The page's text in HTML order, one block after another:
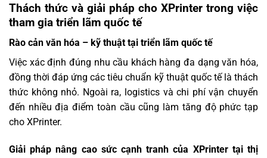
Thách thức và giải pháp cho XPrinter trong việc
tham gia triển lãm quốc tế
Rào cản văn hóa – kỹ thuật tại triển lãm quốc tế
Việc xác định đúng nhu cầu khách hàng đa dạng văn hóa,
đồng thời đáp ứng các tiêu chuẩn kỹ thuật quốc tế là thách
thức không nhỏ. Ngoài ra, logistics và chi phí vận chuyển
đến nhiều địa điểm toàn cầu cũng làm tăng độ phức tạp
cho XPrinter.
Giải pháp nâng cao sức cạnh tranh của XPrinter tại thị